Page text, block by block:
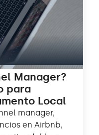
Manager?
para
Local
manager,
en Airbnb,